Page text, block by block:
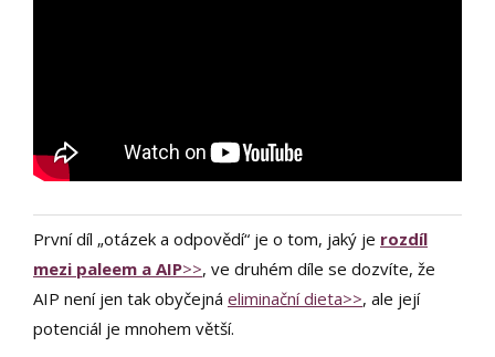
První díl „otázek a odpovědí“ je o tom, jaký je rozdíl
mezi paleem a AIP>>, ve druhém díle se dozvíte, že
AIP není jen tak obyčejná eliminační dieta>>, ale její
potenciál je mnohem větší.